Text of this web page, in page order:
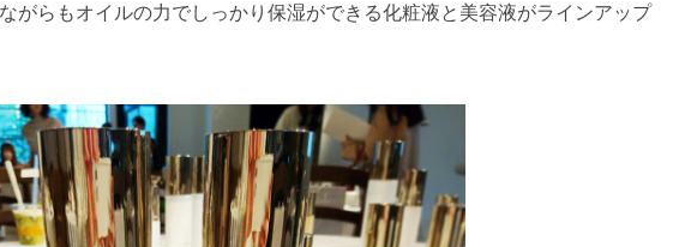
がらもオイルの力でしっかり保湿ができる化粧液と美容液がラインアップ